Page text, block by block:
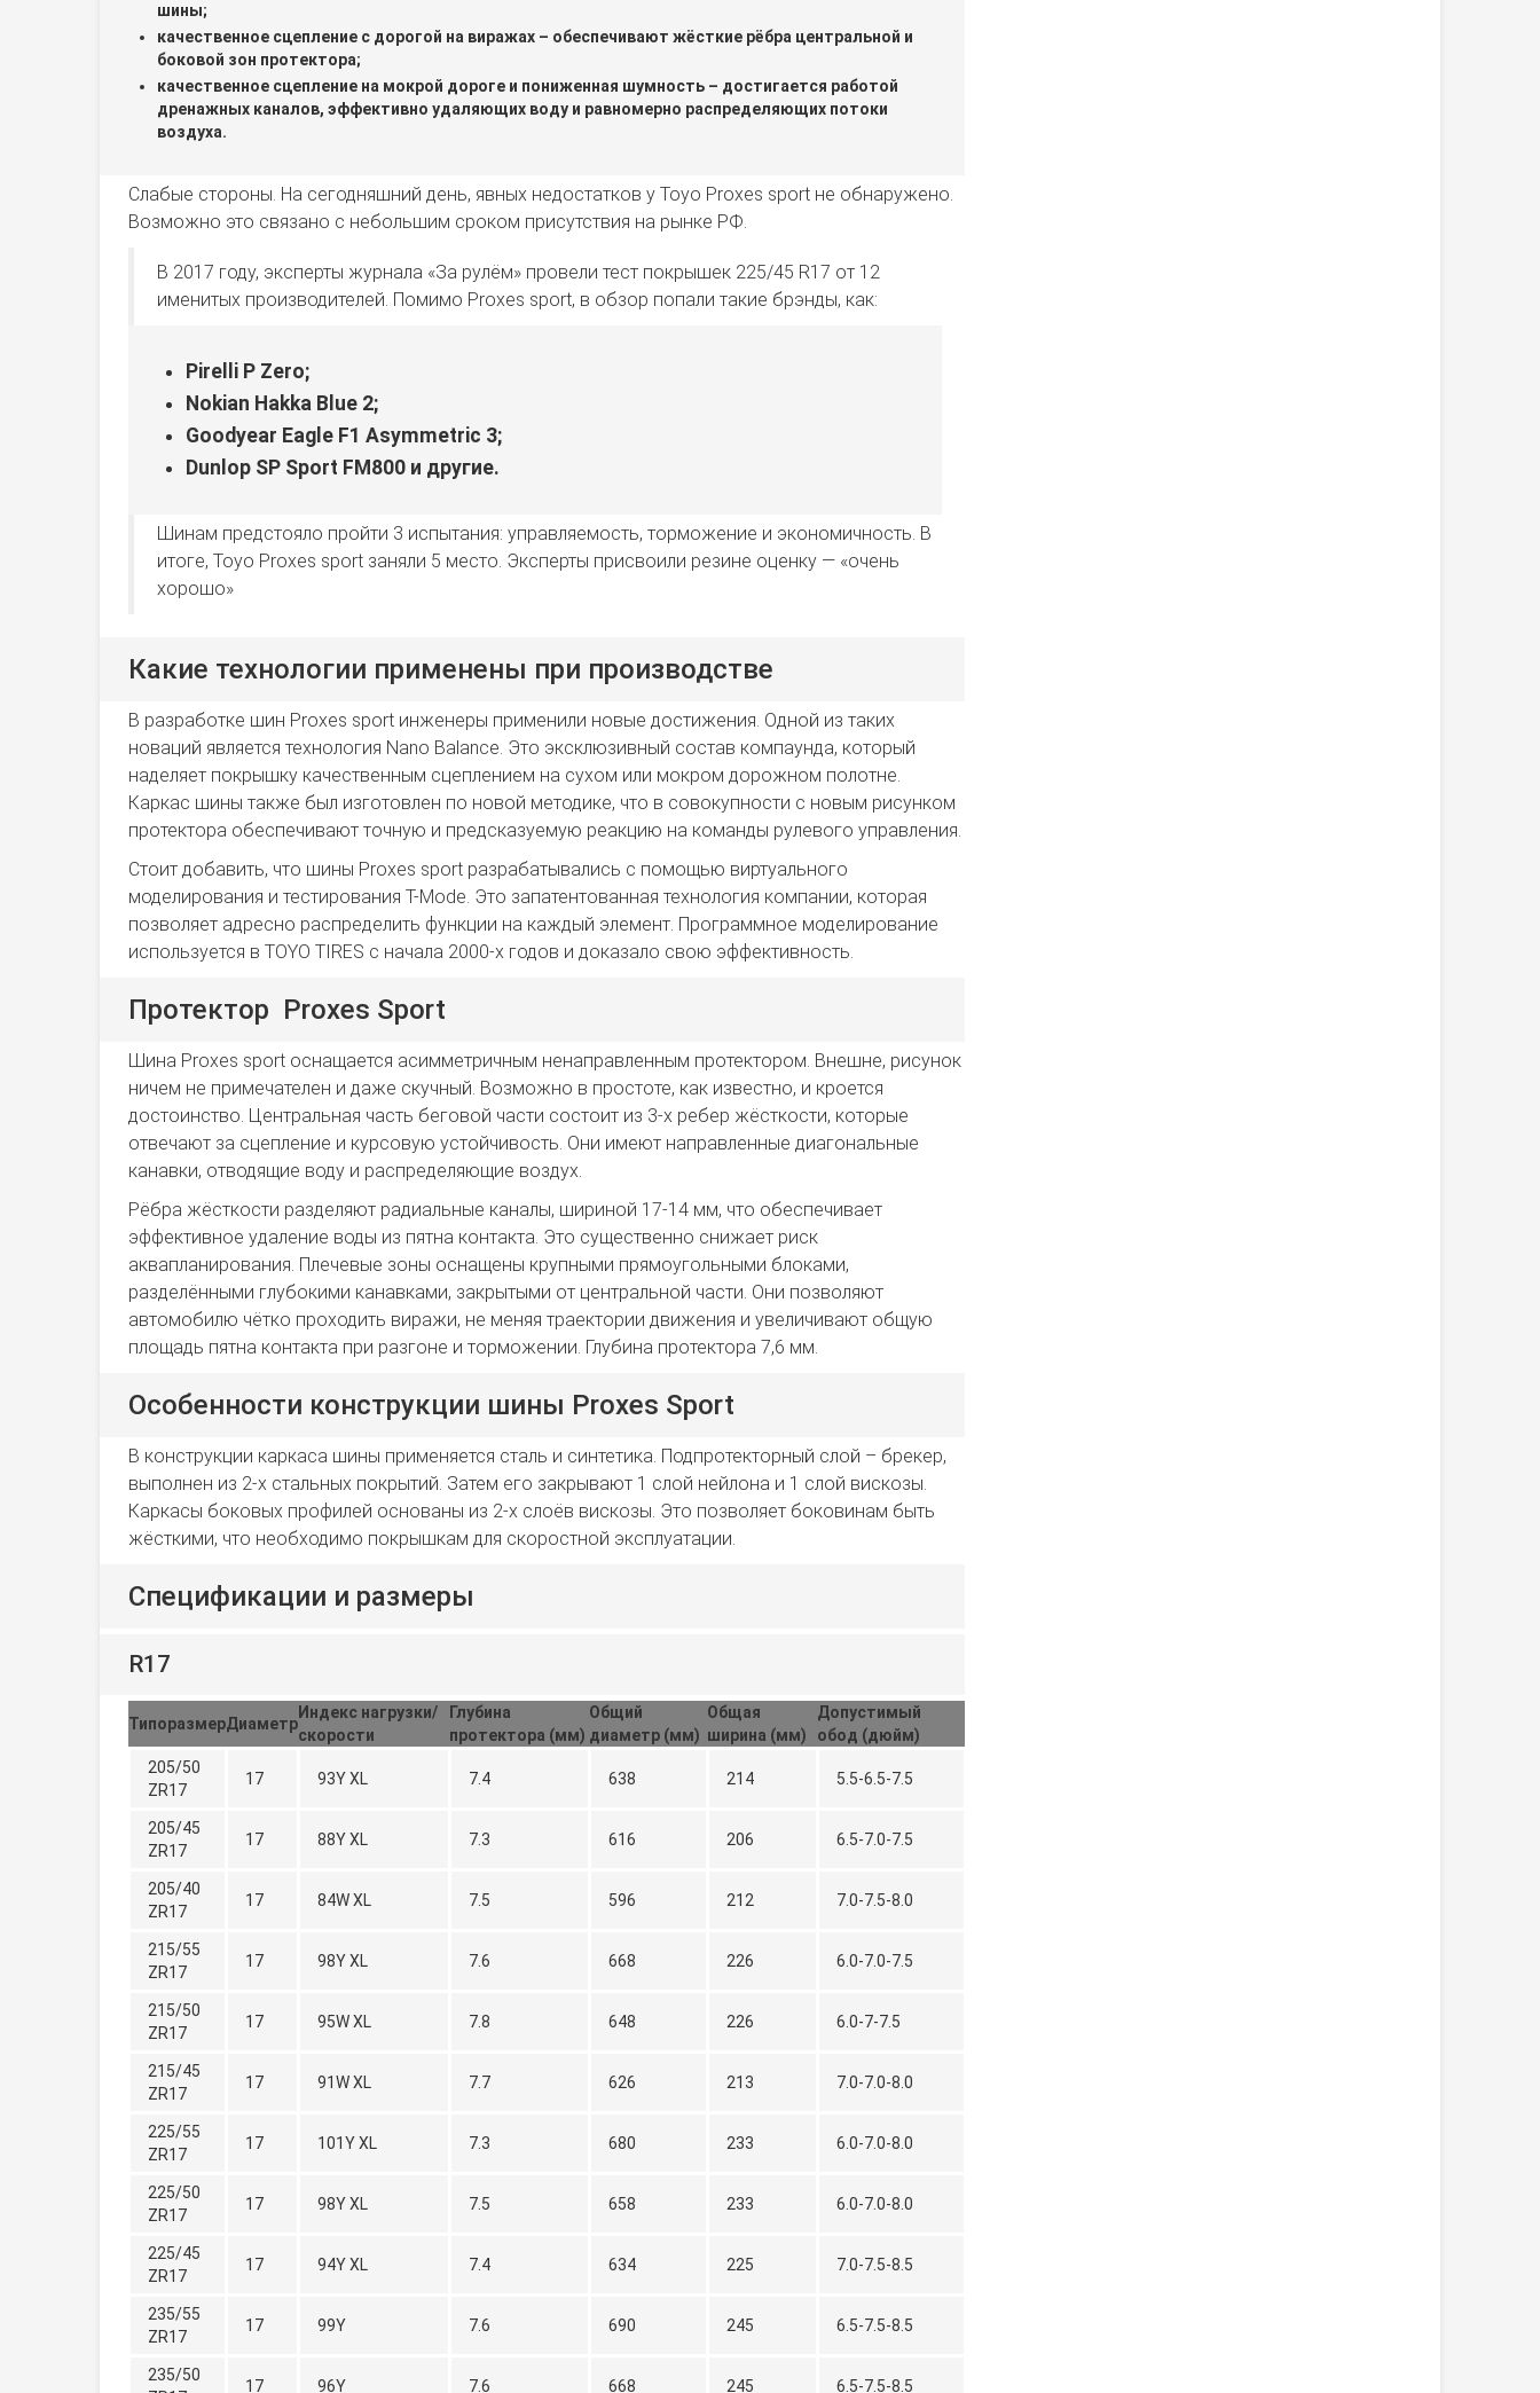
шины;
качественное сцепление с дорогой на виражах – обеспечивают жёсткие рёбра центральной и
боковой зон протектора;
качественное сцепление на мокрой дороге и пониженная шумность – достигается работой
дренажных каналов, эффективно удаляющих воду и равномерно распределяющих потоки
воздуха.
Слабые стороны. На сегодняшний день, явных недостатков у Toyo Proxes sport не обнаружено.
Возможно это связано с небольшим сроком присутствия на рынке РФ.
В 2017 году, эксперты журнала «За рулём» провели тест покрышек 225/45 R17 от 12
именитых производителей. Помимо Proxes sport, в обзор попали такие брэнды, как:
Pirelli P Zero;
Nokian Hakka Blue 2;
Goodyear Eagle F1 Asymmetric 3;
Dunlop SP Sport FM800 и другие.
Шинам предстояло пройти 3 испытания: управляемость, торможение и экономичность. В
итоге, Toyo Proxes sport заняли 5 место. Эксперты присвоили резине оценку — «очень
хорошо»
Какие технологии применены при производстве
В разработке шин Proxes sport инженеры применили новые достижения. Одной из таких
новаций является технология Nano Balance. Это эксклюзивный состав компаунда, который
наделяет покрышку качественным сцеплением на сухом или мокром дорожном полотне.
Каркас шины также был изготовлен по новой методике, что в совокупности с новым рисунком
протектора обеспечивают точную и предсказуемую реакцию на команды рулевого управления.
Стоит добавить, что шины Proxes sport разрабатывались с помощью виртуального
моделирования и тестирования T-Mode. Это запатентованная технология компании, которая
позволяет адресно распределить функции на каждый элемент. Программное моделирование
используется в TOYO TIRES с начала 2000-х годов и доказало свою эффективность.
Протектор Proxes Sport
Шина Proxes sport оснащается асимметричным ненаправленным протектором. Внешне, рисунок
ничем не примечателен и даже скучный. Возможно в простоте, как известно, и кроется
достоинство. Центральная часть беговой части состоит из 3-х ребер жёсткости, которые
отвечают за сцепление и курсовую устойчивость. Они имеют направленные диагональные
канавки, отводящие воду и распределяющие воздух.
Рёбра жёсткости разделяют радиальные каналы, шириной 17-14 мм, что обеспечивает
эффективное удаление воды из пятна контакта. Это существенно снижает риск
аквапланирования. Плечевые зоны оснащены крупными прямоугольными блоками,
разделёнными глубокими канавками, закрытыми от центральной части. Они позволяют
автомобилю чётко проходить виражи, не меняя траектории движения и увеличивают общую
площадь пятна контакта при разгоне и торможении. Глубина протектора 7,6 мм.
Особенности конструкции шины Proxes Sport
В конструкции каркаса шины применяется сталь и синтетика. Подпротекторный слой – брекер,
выполнен из 2-х стальных покрытий. Затем его закрывают 1 слой нейлона и 1 слой вискозы.
Каркасы боковых профилей основаны из 2-х слоёв вискозы. Это позволяет боковинам быть
жёсткими, что необходимо покрышкам для скоростной эксплуатации.
Спецификации и размеры
R17
ТипоразмерДиаметр
Индекс нагрузки/
скорости
Глубина
протектора (мм)
Общий
диаметр (мм)
Общая
ширина (мм)
Допустимый
обод (дюйм)
205/50
ZR17
17 93Y XL 7.4 638 214 5.5-6.5-7.5
205/45
ZR17
17 88Y XL 7.3 616 206 6.5-7.0-7.5
205/40
ZR17
17 84W XL 7.5 596 212 7.0-7.5-8.0
215/55
ZR17
17 98Y XL 7.6 668 226 6.0-7.0-7.5
215/50
ZR17
17 95W XL 7.8 648 226 6.0-7-7.5
215/45
ZR17
17 91W XL 7.7 626 213 7.0-7.0-8.0
225/55
ZR17
17 101Y XL 7.3 680 233 6.0-7.0-8.0
225/50
ZR17
17 98Y XL 7.5 658 233 6.0-7.0-8.0
225/45
ZR17
17 94Y XL 7.4 634 225 7.0-7.5-8.5
235/55
ZR17
17 99Y 7.6 690 245 6.5-7.5-8.5
235/50
17 96Y 7.6 668 245 6.5-7.5-8.5